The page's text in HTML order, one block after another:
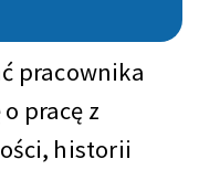
pracownika
pracę z
historii